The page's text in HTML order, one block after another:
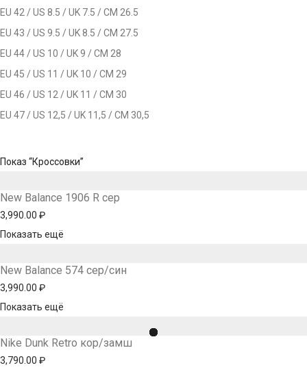
EU 42 / US 8.5 / UK 7.5 / СМ 26.5
EU 43 / US 9.5 / UK 8.5 / СМ 27.5
EU 44 / US 10 / UK 9 / СМ 28
EU 45 / US 11 / UK 10 / СМ 29
EU 46 / US 12 / UK 11 / СМ 30
EU 47 / US 12,5 / UK 11,5 / СМ 30,5
Показ “Кроссовки”
New Balance 1906 R сер
3,990.00 ₽
Показать ещё
New Balance 574 сер/син
3,990.00 ₽
Показать ещё
Nike Dunk Retro кор/замш
3,790.00 ₽